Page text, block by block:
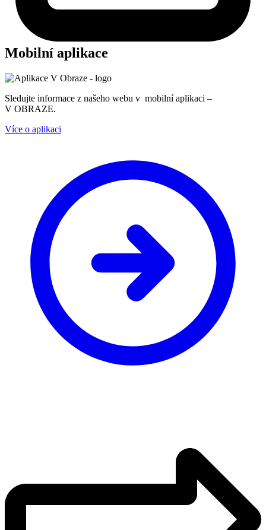
Mobilní aplikace
Sledujte informace z našeho webu v mobilní aplikaci –
V OBRAZE.
Více o aplikaci